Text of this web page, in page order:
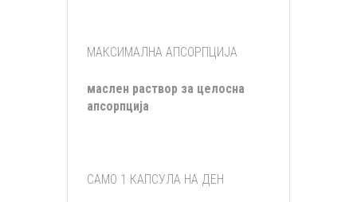
МАКСИМАЛНА АПСОРПЦИЈА
маслен раствор за целосна
апсорпција
САМО 1 КАПСУЛА НА ДЕН